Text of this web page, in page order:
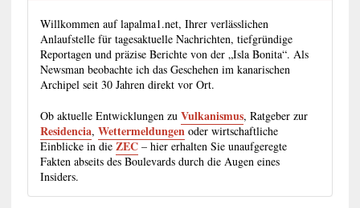
Willkommen auf lapalma1.net, Ihrer verlässlichen
Anlaufstelle für tagesaktuelle Nachrichten, tiefgründige
Reportagen und präzise Berichte von der „Isla Bonita“. Als
Newsman beobachte ich das Geschehen im kanarischen
Archipel seit 30 Jahren direkt vor Ort.
Ob aktuelle Entwicklungen zu Vulkanismus, Ratgeber zur
Residencia, Wettermeldungen oder wirtschaftliche
Einblicke in dieZEC– hier erhalten Sie unaufgeregte
Fakten abseits des Boulevards durch die Augen eines
Insiders.